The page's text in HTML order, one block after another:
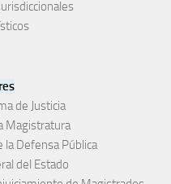
de Justicia
Magistratura
Defensa Pública
del Estado